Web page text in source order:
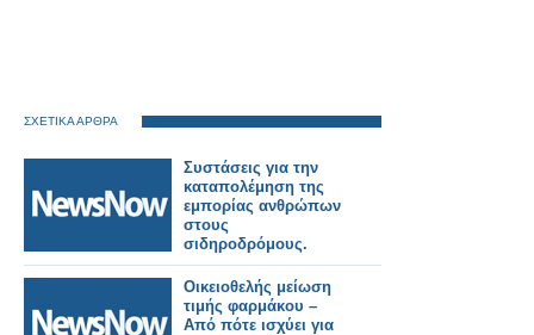
ΣΧΕΤΙΚΑ ΑΡΘΡΑ
Συστάσεις για την
καταπολέμηση της
εμπορίας ανθρώπων
στους
σιδηροδρόμους.
Οικειοθελής μείωση
τιμής φαρμάκου –
Από πότε ισχύει για